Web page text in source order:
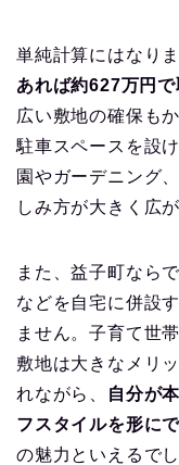
単純計算にはなりま
あれば約627万円
広い敷地の確保も
駐車スペースを設
園やガーデニング
しみ方が大きく広
また、益子町なら
などを自宅に併設
ません。子育て世
敷地は大きなメリ
れながら、
自分が
フスタイルを形に
の魅力といえるでし